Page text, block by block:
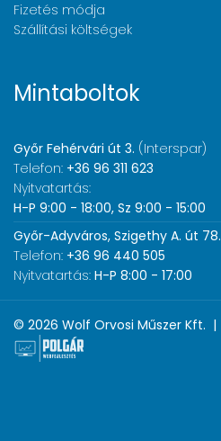
Fizetés módja
Szállítási költségek
Mintaboltok
Győr Fehérvári út 3. (Interspar)
Telefon: +36 96 311 623
Nyitvatartás:
H-P 9:00 - 18:00, Sz 9:00 - 15:00
Győr-Adyváros, Szigethy A. út 78.
Telefon: +36 96 440 505
Nyitvatartás: H-P 8:00 - 17:00
© 2026 Wolf Orvosi Műszer Kft. |